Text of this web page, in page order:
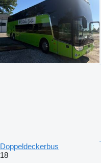
Doppeldeckerbus
18